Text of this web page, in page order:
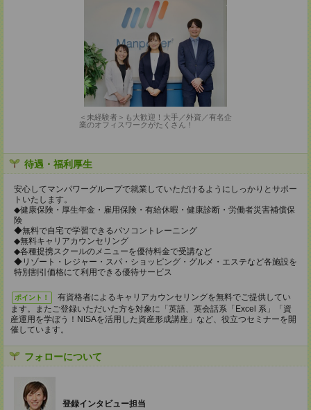
＜未経験者＞も大歓迎！大手／外資／有名企
業のオフィスワークがたくさん！
待遇・福利厚生
安心してマンパワーグループで就業していただけるようにしっかりとサポー
トいたします。
◆健康保険・厚生年金・雇用保険・有給休暇・健康診断・労働者災害補償保
険
◆無料で自宅で学習できるパソコントレーニング
◆無料キャリアカウンセリング
◆各種提携スクールのメニューを優待料金で受講など
◆リゾート・レジャー・スパ・ショッピング・グルメ・エステなど各施設を
特別割引価格にて利用できる優待サービス
ポイント！
有資格者によるキャリアカウンセリングを無料でご提供してい
ます。またご登録いただいた方を対象に「英語、英会話系「Excel 系」「資
産運用を学ぼう！NISAを活用した資産形成講座」など、役立つセミナーを開
催しています。
フォローについて
登録インタビュー担当